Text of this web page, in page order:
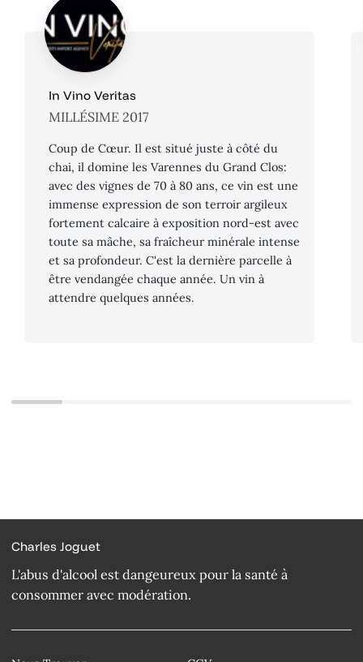
In Vino Veritas
MILLÉSIME 2017
Coup de Cœur. Il est situé juste à côté du
chai, il domine les Varennes du Grand Clos:
avec des vignes de 70 à 80 ans, ce vin est une
immense expression de son terroir argileux
fortement calcaire à exposition nord-est avec
toute sa mâche, sa fraîcheur minérale intense
et sa profondeur. C'est la dernière parcelle à
être vendangée chaque année. Un vin à
attendre quelques années.
Charles Joguet
L'abus d'alcool est dangeureux pour la santé à
consommer avec modération.